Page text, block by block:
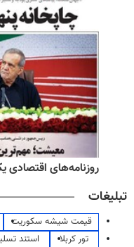
روزنامه‌های اقتصادی یکشنبه ۱۸
تبلیغات
قیمت شیشه سکوریت
تور کربلا
استند